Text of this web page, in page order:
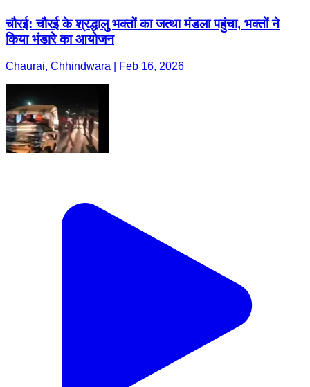
चौरई: चौरई के श्रद्धालु भक्तों का जत्था मंडला पहुंचा, भक्तों ने
किया भंडारे का आयोजन
Chaurai, Chhindwara | Feb 16, 2026